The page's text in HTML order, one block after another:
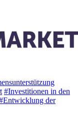
#Investitionen in den
der